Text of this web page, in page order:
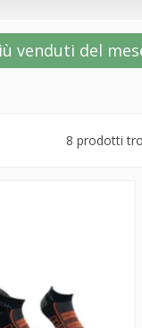
venduti del
8 prodotti